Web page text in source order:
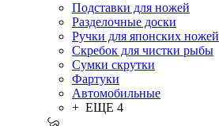
Подставки для ножей
Разделочные доски
Ручки для японских ножей
Скребок для чистки рыбы
Сумки скрутки
Фартуки
Автомобильные
+ ЕЩЕ 4